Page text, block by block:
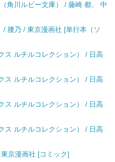
角川ルビー文庫） / 藤崎 都、 中
腰乃 / 東京漫画社 [単行本（ソ
ス ルチルコレクション） / 日高
ス ルチルコレクション） / 日高
ス ルチルコレクション） / 日高
ス ルチルコレクション） / 日高
京漫画社 [コミック]